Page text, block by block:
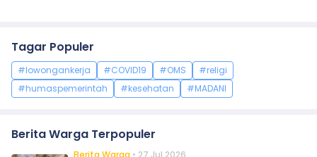
Tagar Populer
#lowongankerja #COVID19 #OMS
#religi
#humaspemerintah
#kesehatan #MADANI
Berita Warga Terpopuler